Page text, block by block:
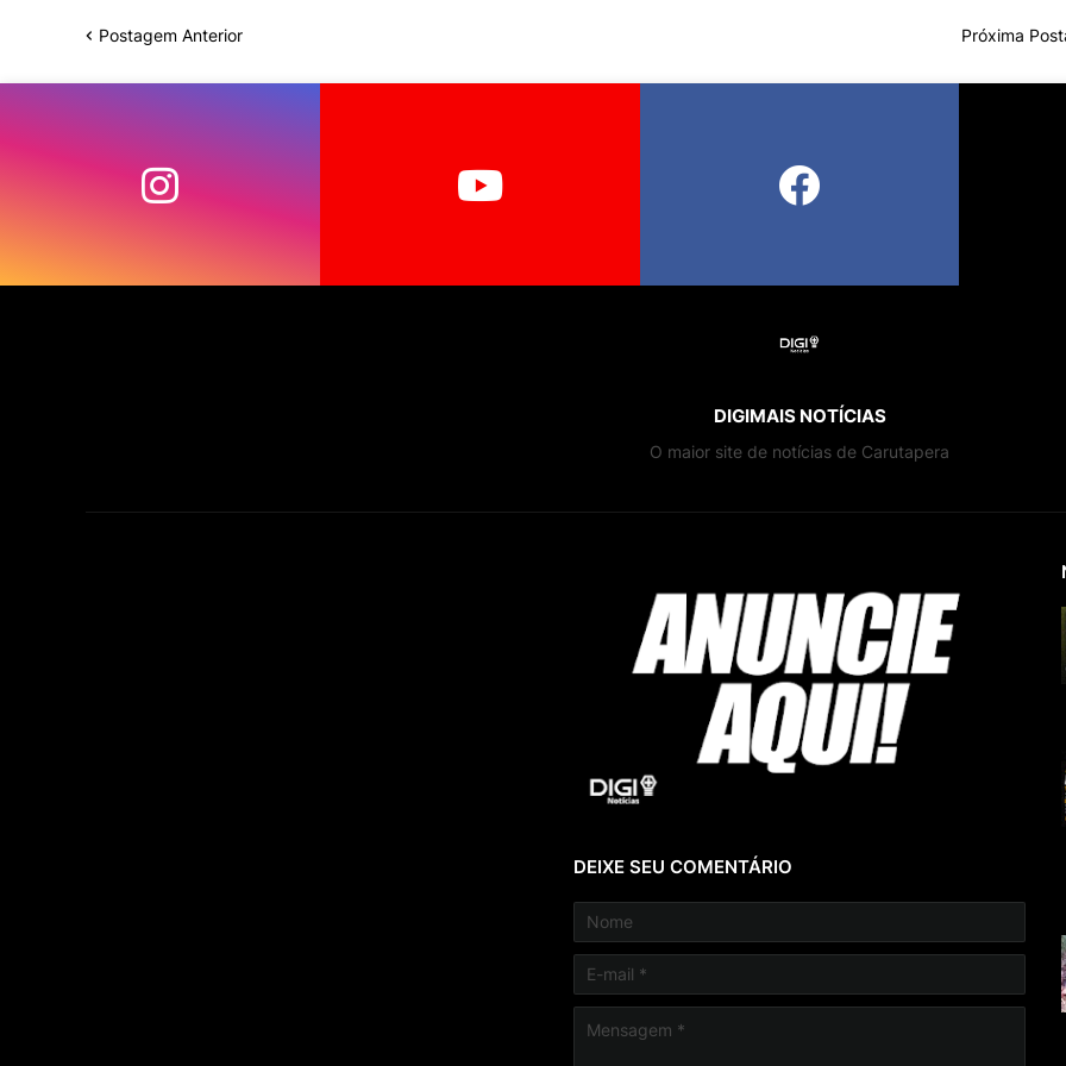
Postagem Anterior Próxima
DIGIMAIS NOTÍCIAS
O maior site de notícias de Carutapera
DEIXE SEU COMENTÁRIO